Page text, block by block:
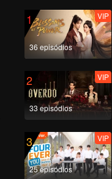
1
36 episódios
VIP
2
33 episódios
VIP
3
25 episódios
VIP